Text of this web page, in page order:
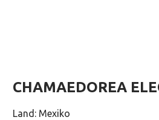
CHAMAEDOREA
Land: Mexiko